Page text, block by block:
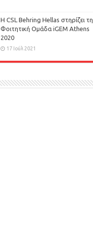
H CSL Behring Hellas στηρίζει τη
Φοιτητική Ομάδα iGEM Athens
2020
17 Ιούλ 2021